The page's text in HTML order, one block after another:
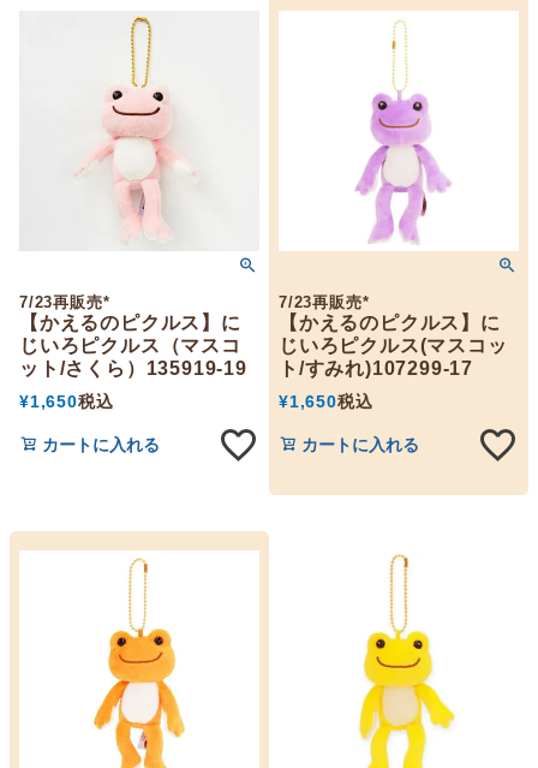
7/23再販売*
【かえるのピクルス】に
じいろピクルス（マスコ
ット/さくら）135919-19
¥1,650税込
カートに入れる
7/23再販売*
【かえるのピクルス】に
じいろピクルス(マスコッ
ト/すみれ)107299-17
¥1,650税込
カートに入れる